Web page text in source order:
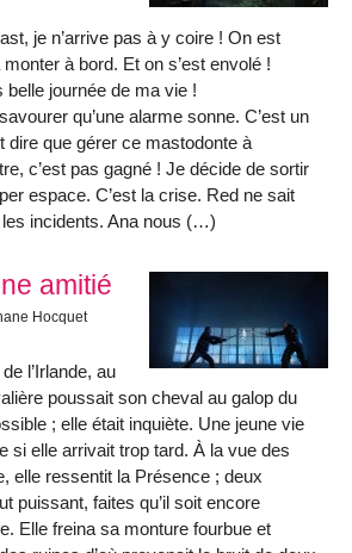
je n’arrive pas à y coire ! On est
à bord. Et on s’est envolé !
belle journée de ma vie !
qu’une alarme sonne. C’est un
dire que gérer ce mastodonte à
c’est pas gagné ! Je décide de sortir
espace. C’est la crise. Red ne sait
incidents. Ana nous (…)
amitié
Hocquet
l’Irlande, au
poussait son cheval au galop du
; elle était inquiète. Une jeune vie
si elle arrivait trop tard. À la vue des
elle ressentit la Présence ; deux
puissant, faites qu’il soit encore
Elle freina sa monture fourbue et